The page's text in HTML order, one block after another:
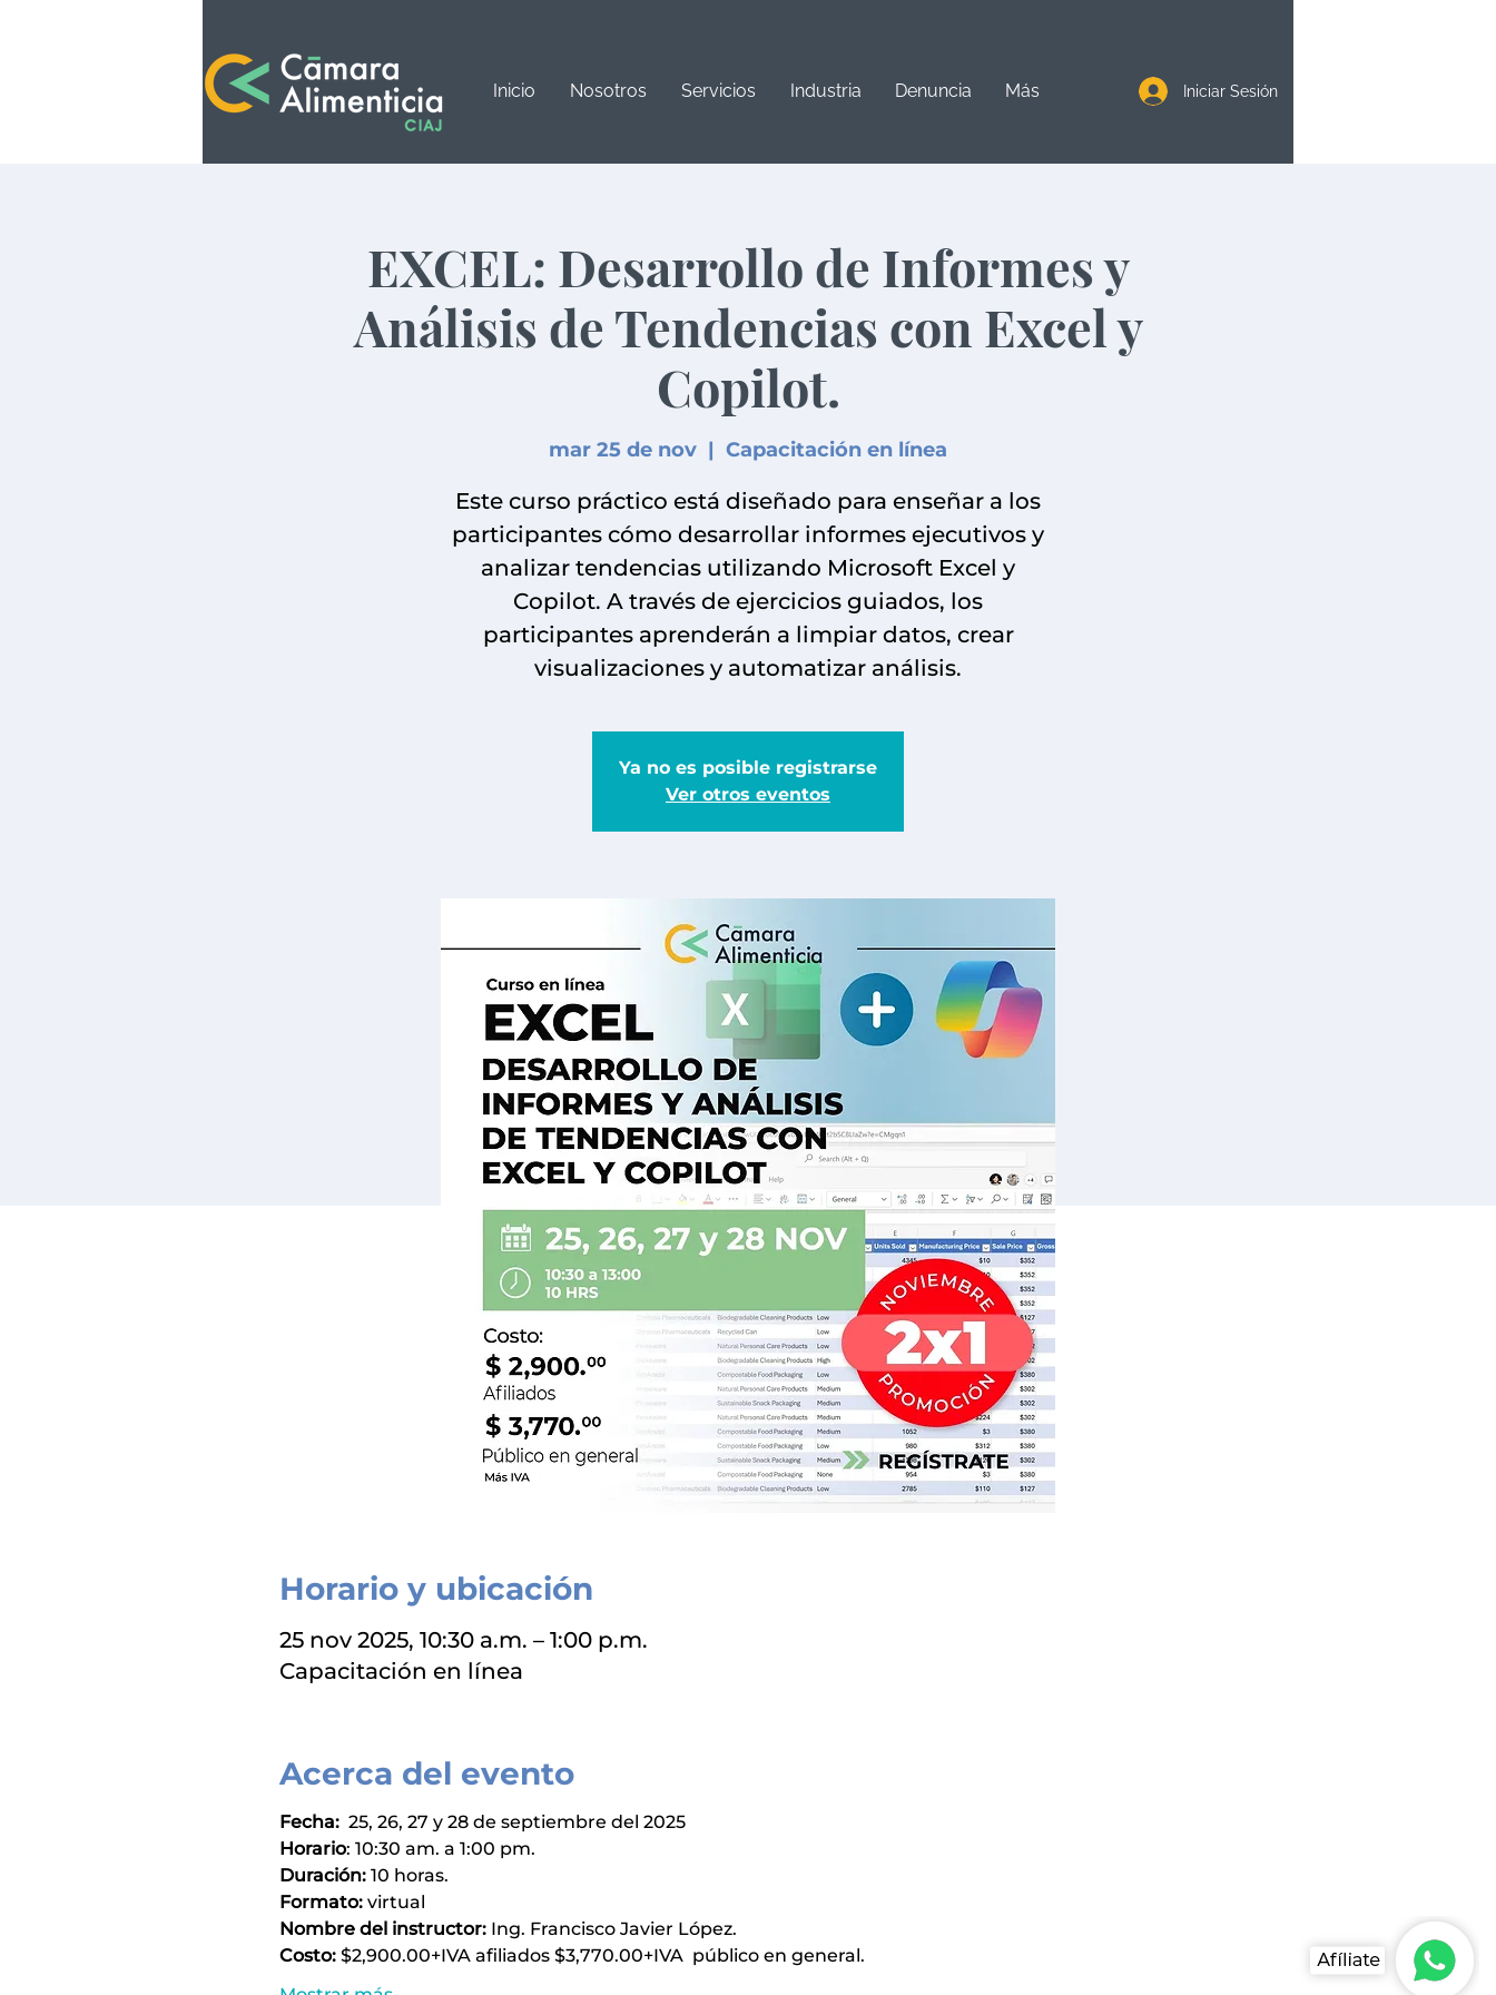
Inicio Nosotros Servicios Industria Denuncia Más Iniciar Sesión
EXCEL: Desarrollo de Informes y
Análisis de Tendencias con Excel y
Copilot.
mar 25 de nov
  |
Capacitación en línea
Este curso práctico está diseñado para enseñar a los
participantes cómo desarrollar informes ejecutivos y
analizar tendencias utilizando Microsoft Excel y
Copilot. A través de ejercicios guiados, los
participantes aprenderán a limpiar datos, crear
visualizaciones y automatizar análisis.
Ya no es posible registrarse
Ver otros eventos
Horario y ubicación
25 nov 2025, 10:30 a.m. – 1:00 p.m.
Capacitación en línea
Acerca del evento
Fecha: 25, 26, 27 y 28 de septiembre del 2025
Horario: 10:30 am. a 1:00 pm.
Duración: 10 horas.
Formato: virtual
Nombre del instructor: Ing. Francisco Javier López.
Costo: $2,900.00+IVA afiliados $3,770.00+IVA  público en general.